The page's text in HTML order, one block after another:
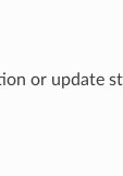
or update